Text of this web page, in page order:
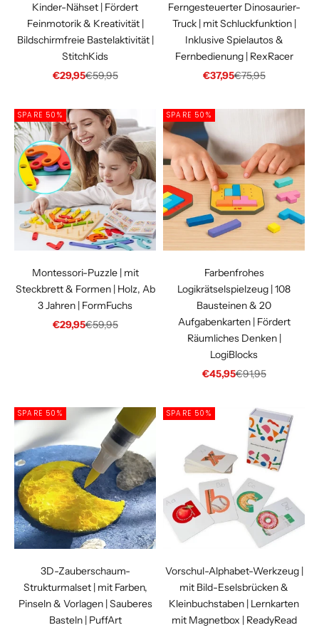
Kinder-Nähset | Fördert
Feinmotorik & Kreativität |
Bildschirmfreie Bastelaktivität |
StitchKids
Angebot
€29,95Regulärer Preis
€59,95
Ferngesteuerter Dinosaurier-
Truck | mit Schluckfunktion |
Inklusive Spielautos &
Fernbedienung | RexRacer
Angebot
€37,95Regulärer Preis
€75,95
SPARE 50%
Montessori-Puzzle | mit
Steckbrett & Formen | Holz, Ab
3 Jahren | FormFuchs
Angebot
€29,95Regulärer Preis
€59,95
SPARE 50%
Farbenfrohes
Logikrätselspielzeug | 108
Bausteinen & 20
Aufgabenkarten | Fördert
Räumliches Denken |
LogiBlocks
Angebot
€45,95Regulärer Preis
€91,95
SPARE 50%
3D-Zauberschaum-
Strukturmalset | mit Farben,
Pinseln & Vorlagen | Sauberes
Basteln | PuffArt
SPARE 50%
Vorschul-Alphabet-Werkzeug |
mit Bild-Eselsbrücken &
Kleinbuchstaben | Lernkarten
mit Magnetbox | ReadyRead